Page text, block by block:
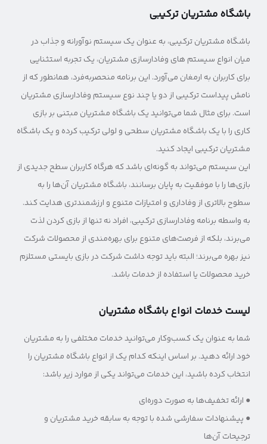
باشگاه مشتریان ترکیبی
باشگاه مشتریان ترکیبی، به عنوان یک سیستم نوآورانه و جذاب در
میان انواع سیستم های وفادارسازی مشتریان، یک تجربه‌ استثنایی
برای کاربران به ارمغان می‌آورد. این برنامه منحصربه‌فرد، همانطور که از
نامش پیداست ترکیبی از دو یا چند نوع سیستم وفادارسازی مشتریان
است. برای مثال شما می‌توانید یک باشگاه مشتریان مبتنی بر بازی
کاری را با یک باشگاه مشتریان سطحی و لولی ترکیب کرده و یک باشگاه
مشتریان ترکیبی ایجاد کنید.
این سیستم می‌تواند به گونه‌ای باشد که هرگاه کاربران سطح جدیدی از
بازی‌ها را با موفقیت به پایان برسانند، باشگاه مشتریان آن‌ها را به
سطوح بالاتری از وفاداری و امتیازات متنوع و ارزشمندتری هدایت کند.
به واسطه برنامه وفادارسازی ترکیبی، افراد نه تنها از بازی کردن لذت
می‌برند، بلکه از فرصت‌های متنوع برای بهره‌مندی از محصولات شرکت
نیز بهره‌ می‌برند؛ البته باید توجه داشت شرکت در بازی بایستی مستلزم
خرید محصولات یا استفاده از خدمات باشد.
لیست خدمات انواع باشگاه مشتریان
شما به عنوان یک کسب‌وکار می‌توانید خدمات مختلفی را به مشتریان
خود ارائه دهید. بر اساس اینکه کدام یک از انواع باشگاه مشتریان را
انتخاب کرده باشید، این خدمات می‌تواند یکی از موارد زیر باشد:
● ارائه تخفیف‌ها به صورت دوره‌ای
● پیشنهادات سفارشی شده با توجه به سابقه خرید مشتریان و
ترجیحات آن‌ها